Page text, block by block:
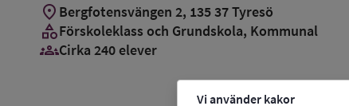
Vi använder kakor
location_on Bergfotensvängen 2, 135 37Tyresö
categoryFörskoleklass och Grundskola, Kommunal
groups_3Cirka 240 elever